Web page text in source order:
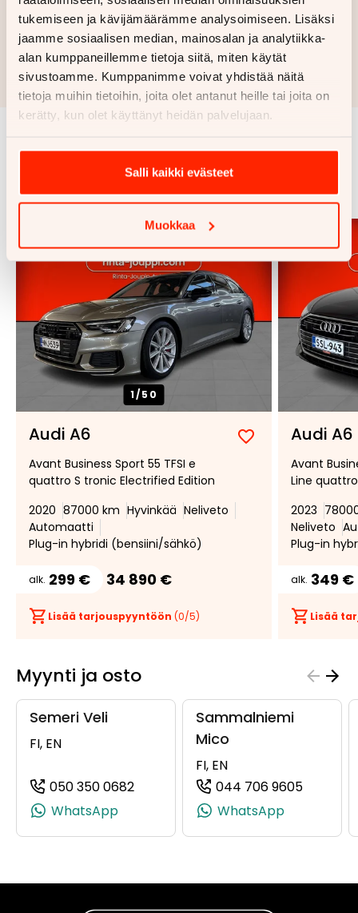
tukemiseen ja kävijämäärämme analysoimiseen. Lisäksi
jaamme sosiaalisen median, mainosalan ja analytiikka-
alan kumppaneillemme tietoja siitä, miten käytät
sivustoamme. Kumppanimme voivat yhdistää näitä
tietoja muihin tietoihin, joita olet antanut heille tai joita on
kerätty, kun olet käyttänyt heidän palvelujaan.
Salli kaikki evästeet
Muokkaa
Hae rahoitustarjous
Rahoituslaskelma on suuntaa antava ja edellyttää hyväksytyn
luottopäätöksen ja kaskovakuutuksen.
Samankaltaisia ajoneuvoja
1/50
Audi A6
Lisää
suosikiksi
Poista
suosikeista
Avant Business Sport 55 TFSI e
quattro S tronic Electrified Edition
2020 87000 km Hyvinkää Neliveto
Automaatti
Plug-in hybridi (bensiini/sähkö)
alk. 299 € 34 890 €
Lisää tarjouspyyntöön (0/5)
Audi A6
Avant
Line
2023
Neliveto
Plug-in
alk. 349 €
Lisää
Myynti ja osto
Semeri Veli
FI, EN
050 350 0682
(+358503500682, 0503500682,
WhatsApp
Sammalniemi
Mico
FI, EN
044 706 9605
WhatsApp